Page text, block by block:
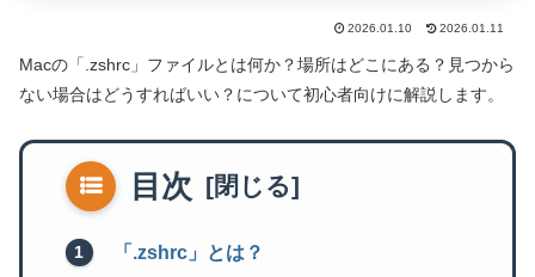
2026.01.10 2026.01.11
Macの「.zshrc」ファイルとは何か？場所はどこにある？見つから
ない場合はどうすればいい？について初心者向けに解説します。
目次
「.zshrc」とは？